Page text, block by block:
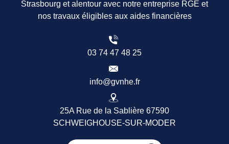
Strasbourg et alentour avec notre entreprise RGE et
nos travaux éligibles aux aides financières
03 74 47 48 25
info@gvnhe.fr
25A Rue de la Sablière 67590
SCHWEIGHOUSE-SUR-MODER